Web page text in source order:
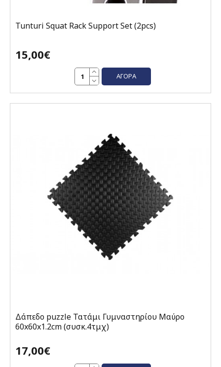
Tunturi Squat Rack Support Set (2pcs)
15,00€
ΑΓΟΡΆ
Δάπεδο puzzle Τατάμι Γυμναστηρίου Μαύρο
60x60x1.2cm (συσκ.4τμχ)
17,00€